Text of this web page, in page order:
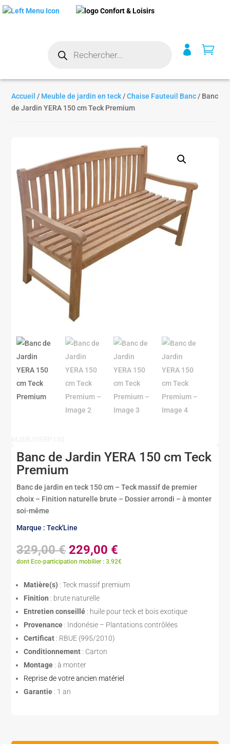
produits
 
Accueil / Meuble de jardin en teck /Chaise Fauteuil Banc / Banc
de Jardin YERA 150 cm Teck Premium
Banc de Jardin YERA 150 cm Teck
Premium
Banc de jardin en teck 150 cm – Teck massif de premier
choix – Finition naturelle brute – Dossier arrondi – à monter
soi-même
Marque : Teck'Line
329,00€Le
prix
était :
329,00 €.
229,00 €
prix
est :
dont Eco-participation mobilier : 3.92€
Matière(s) : Teck massif premium
Finition : brute naturelle
Entretien conseillé : huile pour teck et bois exotique
Provenance : Indonésie – Plantations contrôlées
Certificat : RBUE (995/2010)
Conditionnement : Carton
Montage : à monter
Reprise de votre ancien matériel
Garantie : 1 an